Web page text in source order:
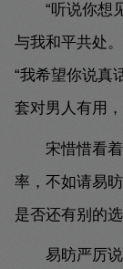
“听说你想
与我和平共处
“我希望你说真
套对男人有用
宋惜惜看
率，不如请易
是否还有别的
易昉严厉